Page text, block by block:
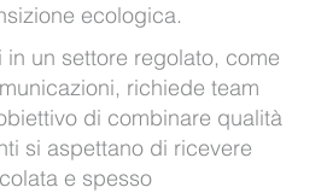
ecologica.
in un settore regolato, come
richiede team
di combinare qualità
si aspettano di ricevere
e spesso